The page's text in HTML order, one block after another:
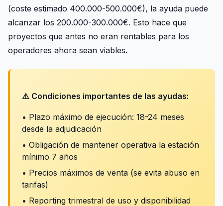
(coste estimado 400.000-500.000€), la ayuda puede
alcanzar los 200.000-300.000€. Esto hace que
proyectos que antes no eran rentables para los
operadores ahora sean viables.
⚠️ Condiciones importantes de las ayudas:
• Plazo máximo de ejecución: 18-24 meses
desde la adjudicación
• Obligación de mantener operativa la estación
mínimo 7 años
• Precios máximos de venta (se evita abuso en
tarifas)
• Reporting trimestral de uso y disponibilidad